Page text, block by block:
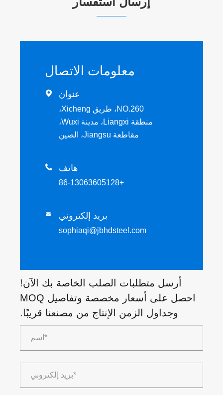
معلومات الاتصال
 عنوان
NO.260، طريق Xicheng،
منطقة Liangxi، مدينة Wuxi،
مقاطعة Jiangsu، الصين
 هاتف
+86-13063605128
 بريد إلكتروني
sophiaqi@jbhdsteel.com
أرسل متطلبات الصلب الخاصة بك الآن!
احصل على أسعار مخصصة وتفاصيل MOQ
وجداول الزمن الإنتاج من مصنعنا قريبًا.